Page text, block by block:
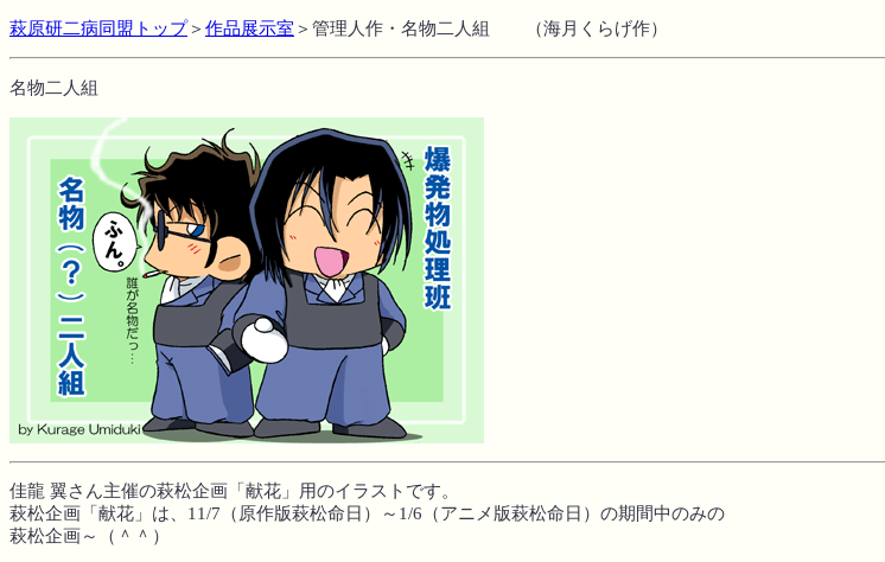
萩原研二病同盟トップ＞ 作品展示室 ＞ 管理人作・名物二人組 （海月くらげ作）
名物二人組
佳龍 翼さん主催の萩松企画「献花」用のイラストです。
萩松企画「献花」は、11/7（原作版萩松命日）～1/6（アニメ版萩松命日）の期間中のみの
萩松企画～（＾＾）